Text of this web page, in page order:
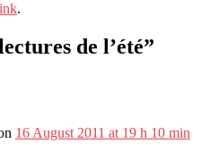
.
de l’été”
16 August 2011 at 19 h 10 min